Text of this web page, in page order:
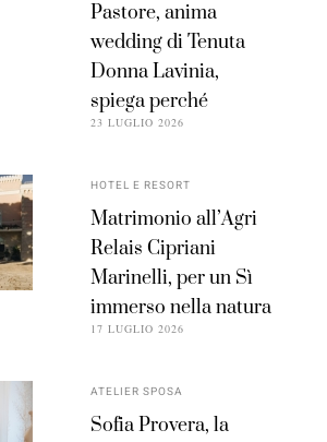
Pastore, anima
wedding di Tenuta
Donna Lavinia,
spiega perché
23 LUGLIO 2026
HOTEL E RESORT
Matrimonio all’Agri
Relais Cipriani
Marinelli, per un Sì
immerso nella natura
17 LUGLIO 2026
ATELIER SPOSA
Sofia Provera, la